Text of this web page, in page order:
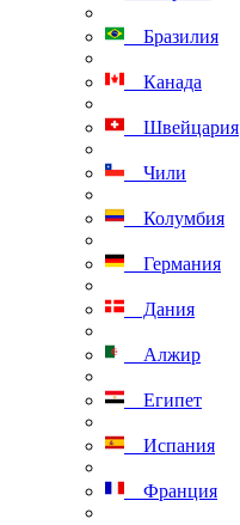
Бразилия
Канада
Швейцария
Чили
Колумбия
Германия
Дания
Алжир
Египет
Испания
Франция